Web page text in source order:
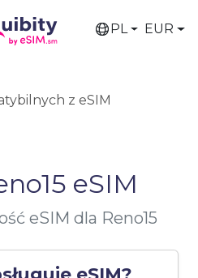
PL EUR
z eSIM
eSIM
eSIM dla Reno15